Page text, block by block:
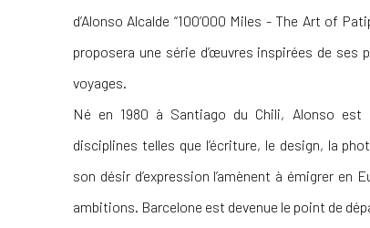
d’Alonso Alcalde “100’000 Miles - The Art of
proposera une série d’œuvres inspirées de
voyages.
Né en 1980 à Santiago du Chili, Alonso est
disciplines telles que l’écriture, le design, la
son désir d’expression l’amènent à émigrer
ambitions. Barcelone est devenue le point de